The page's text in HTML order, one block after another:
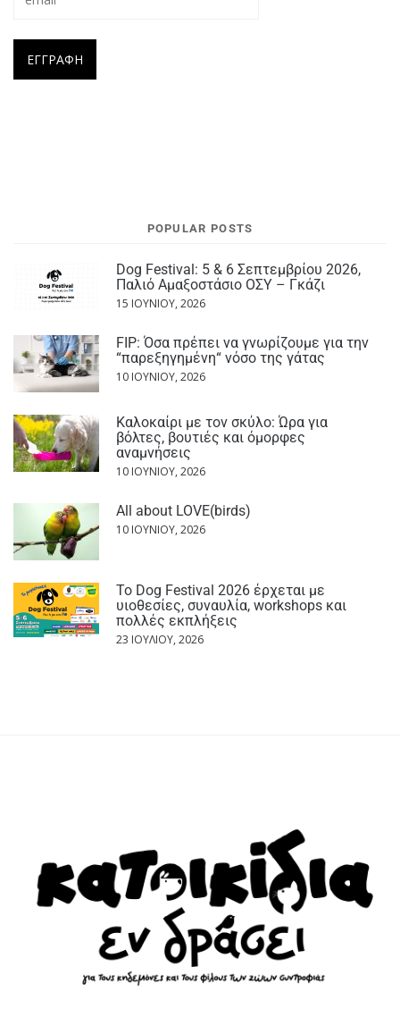
POPULAR POSTS
Dog Festival: 5 & 6 Σεπτεμβρίου 2026,
Παλιό Αμαξοστάσιο ΟΣΥ – Γκάζι
15 ΙΟΥΝΊΟΥ, 2026
FIP: Όσα πρέπει να γνωρίζουμε για την
“παρεξηγημένη“ νόσο της γάτας
10 ΙΟΥΝΊΟΥ, 2026
Καλοκαίρι με τον σκύλο: Ώρα για
βόλτες, βουτιές και όμορφες
αναμνήσεις
10 ΙΟΥΝΊΟΥ, 2026
All about LOVE(birds)
10 ΙΟΥΝΊΟΥ, 2026
Το Dog Festival 2026 έρχεται με
υιοθεσίες, συναυλία, workshops και
πολλές εκπλήξεις
23 ΙΟΥΛΊΟΥ, 2026